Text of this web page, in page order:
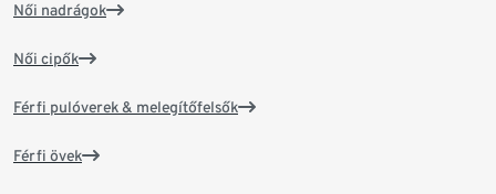
Női nadrágok
Női cipők
Férfi pulóverek & melegítőfelsők
Férfi övek